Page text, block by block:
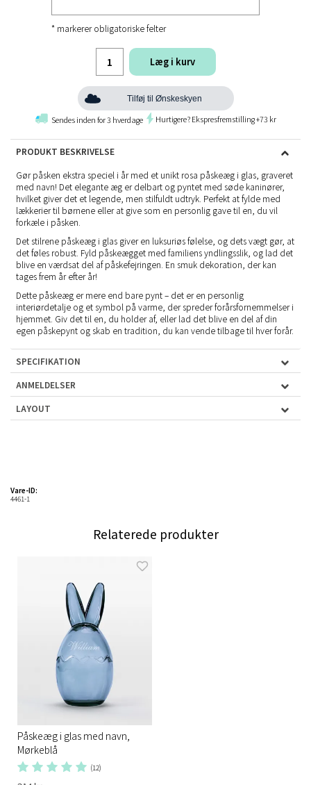
* markerer obligatoriske felter
Læg i kurv
Tilføj til Ønskeskyen
Sendes inden for 3 hverdage Hurtigere? Ekspresfremstilling +73 kr
PRODUKT BESKRIVELSE
Gør påsken ekstra speciel i år med et unikt rosa påskeæg i glas, graveret
med navn! Det elegante æg er delbart og pyntet med søde kaninører,
hvilket giver det et legende, men stilfuldt udtryk. Perfekt at fylde med
lækkerier til børnene eller at give som en personlig gave til en, du vil
forkæle i påsken.
Det stilrene påskeæg i glas giver en luksuriøs følelse, og dets vægt gør, at
det føles robust. Fyld påskeægget med familiens yndlingsslik, og lad det
blive en værdsat del af påskefejringen. En smuk dekoration, der kan
tages frem år efter år!
Dette påskeæg er mere end bare pynt – det er en personlig
interiørdetalje og et symbol på varme, der spreder forårsfornemmelser i
hjemmet. Giv det til en, du holder af, eller lad det blive en del af din
egen påskepynt og skab en tradition, du kan vende tilbage til hver forår.
SPECIFIKATION
ANMELDELSER
LAYOUT
Vare-ID:
4461-1
Relaterede produkter
Påskeæg i glas med navn,
Mørkeblå
(12)